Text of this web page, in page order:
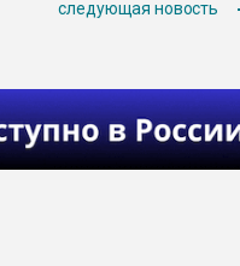
следующая новость